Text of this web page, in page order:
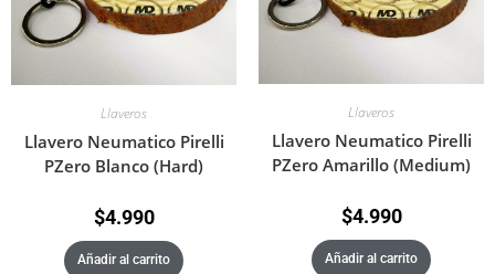
Llaveros
Llavero Neumatico Pirelli
PZero Blanco (Hard)
$4.990
Añadir al carrito
Llaveros
Llavero Neumatico Pirelli
PZero Amarillo (Medium)
$4.990
Añadir al carrito